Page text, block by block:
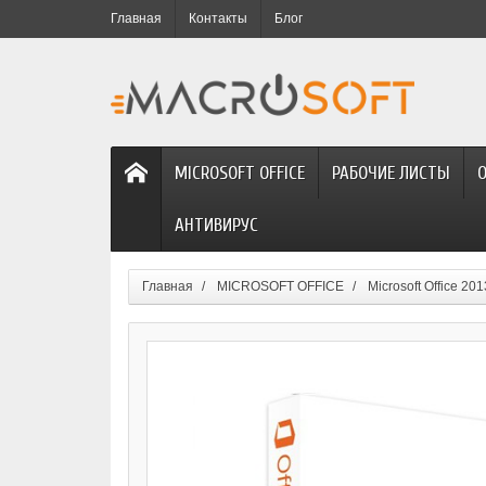
Главная Контакты Блог
MICROSOFT OFFICE РАБОЧИЕ ЛИСТЫ
АНТИВИРУС
Главная MICROSOFT OFFICE Microsoft Office